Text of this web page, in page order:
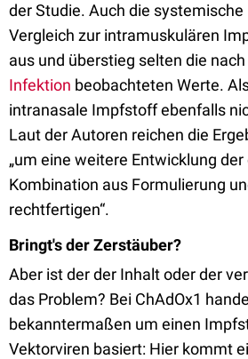
der Studie. Auch die
Vergleich zur intramuskulären
aus und überstieg selten die
Infektion beobachteten Werte.
intranasale Impfstoff ebenfalls
Laut der Autoren reichen die
„um eine weitere Entwicklung
Kombination aus Formulierung
rechtfertigen“.
Bringt's der Zerstäuber?
Aber ist der der Inhalt oder der
das Problem? Bei ChAdOx1
bekanntermaßen um einen
Vektorviren basiert: Hier kommt